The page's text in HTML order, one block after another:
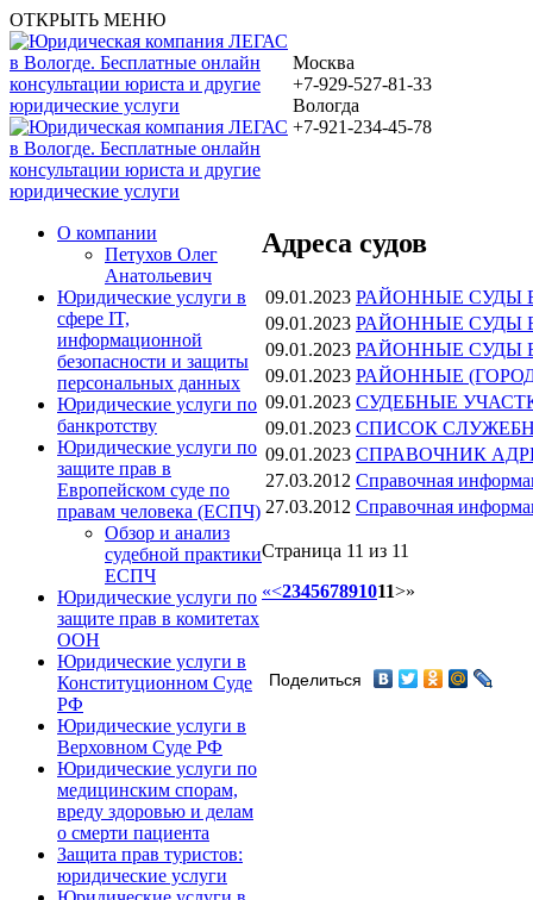
ОТКРЫТЬ МЕНЮ
Москва
+7-929-527-81-33
Вологда
+7-921-234-45-78
О компании
Петухов Олег
Анатольевич
Юридические услуги в
сфере IT,
информационной
безопасности и защиты
персональных данных
Юридические услуги по
банкротству
Юридические услуги по
защите прав в
Европейском суде по
правам человека (ЕСПЧ)
Обзор и анализ
судебной практики
ЕСПЧ
Юридические услуги по
защите прав в комитетах
ООН
Юридические услуги в
Конституционном Суде
РФ
Юридические услуги в
Верховном Суде РФ
Юридические услуги по
медицинским спорам,
вреду здоровью и делам
о смерти пациента
Защита прав туристов:
юридические услуги
Адреса судов
09.01.2023 РАЙОННЫЕ СУДЫ
09.01.2023 РАЙОННЫЕ СУДЫ
09.01.2023 РАЙОННЫЕ СУДЫ
09.01.2023 РАЙОННЫЕ
09.01.2023 СУДЕБНЫЕ
09.01.2023 СПИСОК
09.01.2023 СПРАВОЧНИК
27.03.2012 Справочная
27.03.2012 Справочная
Страница 11 из 11
«<234567891011>»
Поделиться